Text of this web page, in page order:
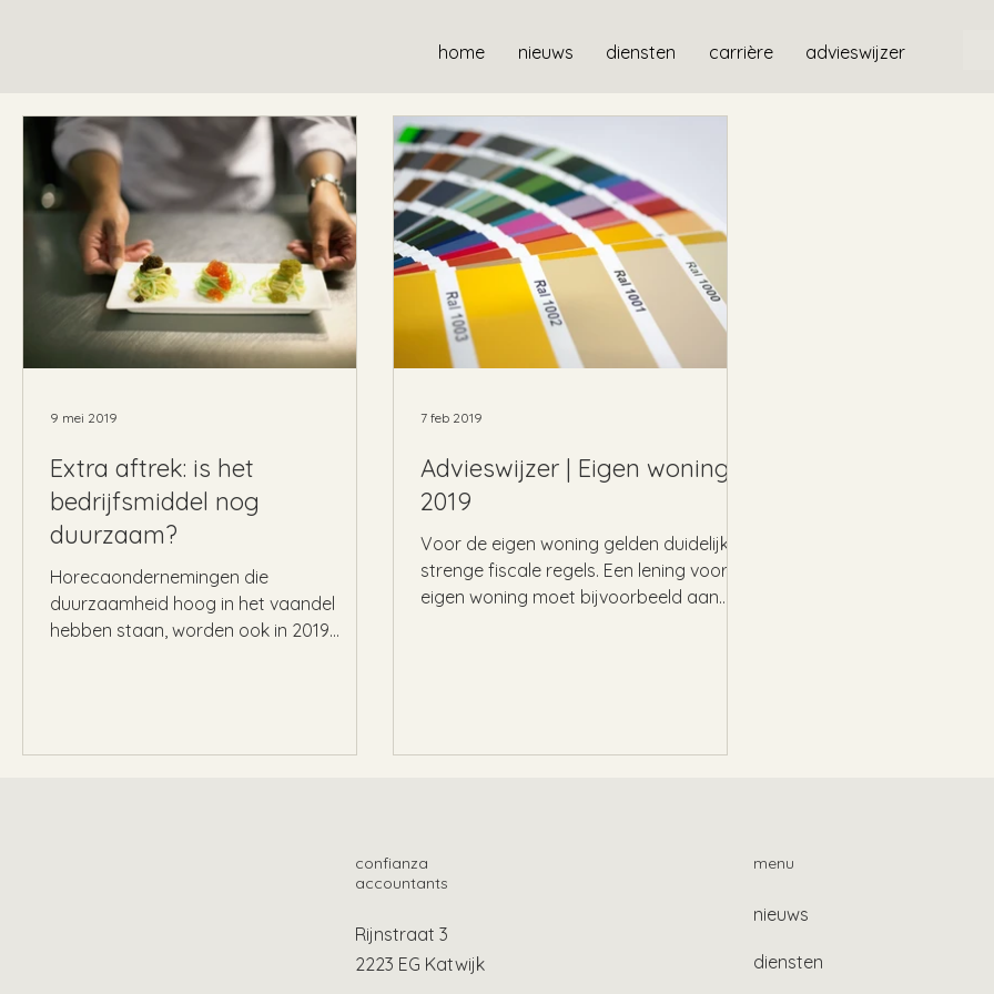
home nieuws diensten carrière advieswijzer
Extra aftrek: is het
bedrijfsmiddel nog
duurzaam?
Horecaondernemingen die
duurzaamheid hoog in het vaandel
hebben staan, worden ook in 2019
9 mei 2019
Advieswijzer | Eigen woning
2019
Voor de eigen woning gelden duidelijke
strenge fiscale regels. Een lening voor de
eigen woning moet bijvoorbeeld aan
7 feb 2019
confianza
accountants
Rijnstraat 3
2223 EG Katwijk
menu
nieuws
diensten